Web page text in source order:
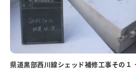
県道黒部西川線シェッド補修工事その１